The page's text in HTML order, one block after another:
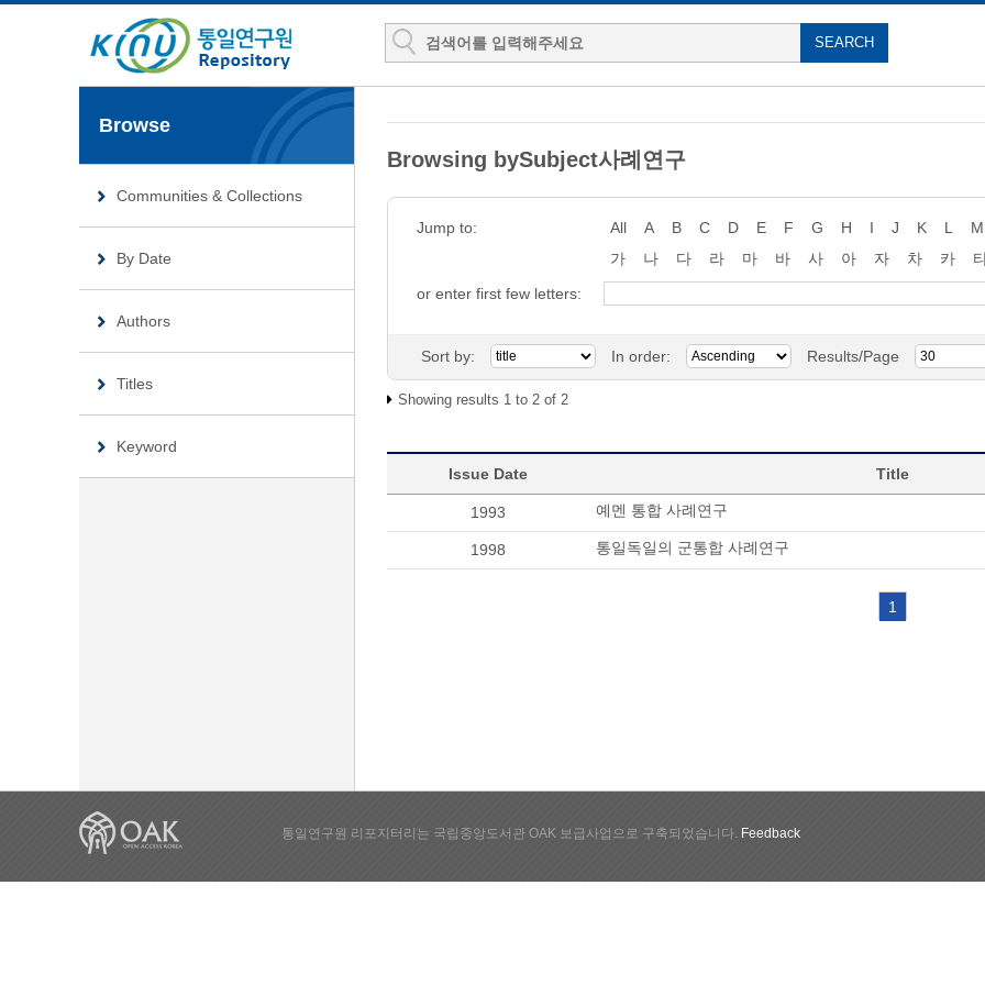
Browse
Communities & Collections
By Date
Authors
Titles
Keyword
Browsing bySubject사례연구
Jump to: All A B C D E F G H I J K L M
가
나 다 라 마 바 사 아 자 차 카
or enter first few letters:
Sort by: In order: Results/Page
Showing results 1 to 2 of 2
Issue Date Title
1993 예멘 통합 사례연구
1998 통일독일의 군통합 사례연구
1
통일연구원 리포지터리는 국립중앙도서관 OAK 보급사업으로 구축되었습니다. Feedback